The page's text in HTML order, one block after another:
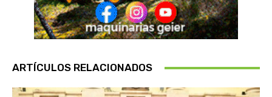
ARTÍCULOS RELACIONADOS